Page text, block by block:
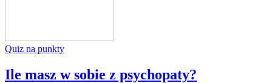
Quiz na punkty
Ile masz w sobie z psychopaty?